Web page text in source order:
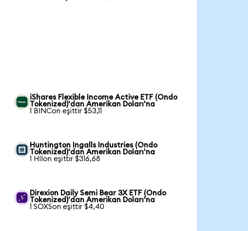
iShares Flexible Income Active ETF (Ondo
Tokenized)'dan Amerikan Doları'na
1 BINCon eşittir $53,11
Huntington Ingalls Industries (Ondo
Tokenized)'dan Amerikan Doları'na
1 HIIon eşittir $316,68
Direxion Daily Semi Bear 3X ETF (Ondo
Tokenized)'dan Amerikan Doları'na
1 SOXSon eşittir $4,40